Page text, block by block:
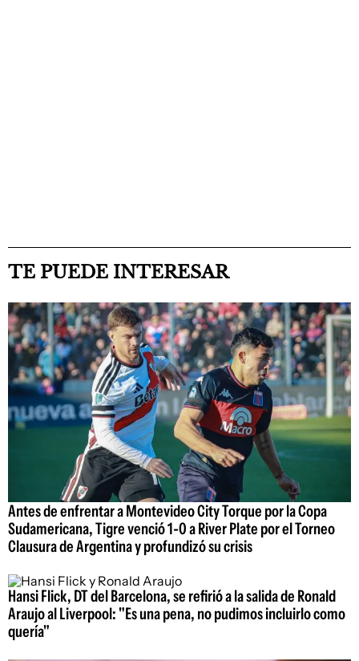
TE PUEDE INTERESAR
Antes de enfrentar a Montevideo City Torque por la Copa
Sudamericana, Tigre venció 1-0 a River Plate por el Torneo
Clausura de Argentina y profundizó su crisis
Hansi Flick, DT del Barcelona, se refirió a la salida de Ronald
Araujo al Liverpool: "Es una pena, no pudimos incluirlo como
quería"